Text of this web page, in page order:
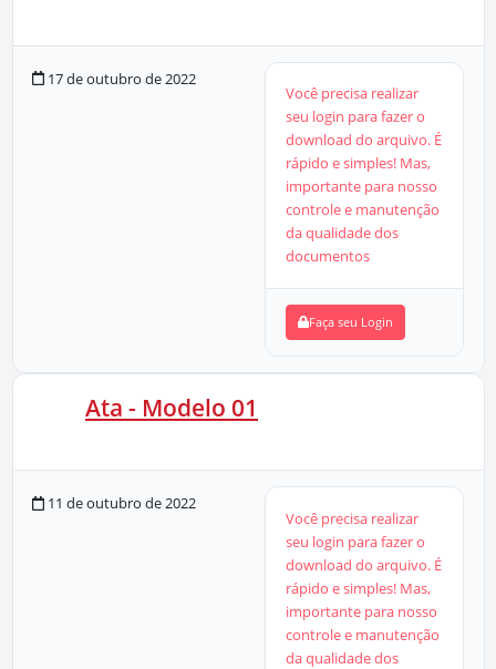
17 de outubro de 2022
Você precisa realizar
seu login para fazer o
download do arquivo. É
rápido e simples! Mas,
importante para nosso
controle e manutenção
da qualidade dos
documentos
Faça seu Login
Ata - Modelo 01
11 de outubro de 2022
Você precisa realizar
seu login para fazer o
download do arquivo. É
rápido e simples! Mas,
importante para nosso
controle e manutenção
da qualidade dos